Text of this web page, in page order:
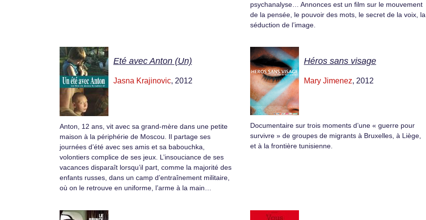
psychanalyse… Annonces est un film sur le mouvement
de la pensée, le pouvoir des mots, le secret de la voix, la
séduction de l’image.
Eté avec Anton (Un)
Jasna Krajinovic, 2012
Anton, 12 ans, vit avec sa grand-mère dans une petite
maison à la périphérie de Moscou. Il partage ses
journées d’été avec ses amis et sa babouchka,
volontiers complice de ses jeux. L’insouciance de ses
vacances disparaît lorsqu’il part, comme la majorité des
enfants russes, dans un camp d’entraînement militaire,
où on le retrouve en uniforme, l’arme à la main…
Héros sans visage
Mary Jimenez, 2012
Documentaire sur trois moments d’une « guerre pour
survivre » de groupes de migrants à Bruxelles, à Liège,
et à la frontière tunisienne.